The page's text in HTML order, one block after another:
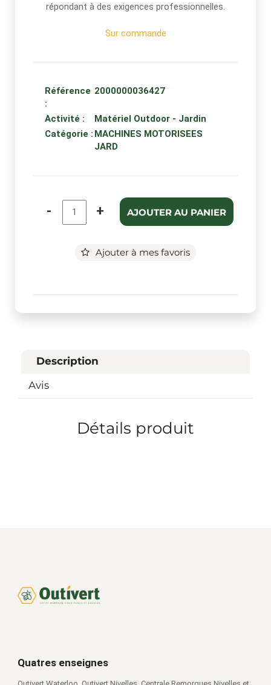
répondant à des exigences professionnelles.
Sur commande
Référence
:
2000000036427
Activité :
Matériel Outdoor - Jardin
Catégorie : MACHINES MOTORISEES
JARD
- + AJOUTER AU PANIER
Ajouter à mes favoris
Description
Avis
Détails produit
Quatres enseignes